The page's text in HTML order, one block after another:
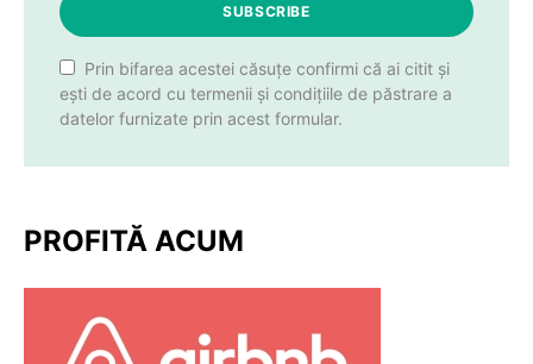
SUBSCRIBE
Prin bifarea acestei căsuțe confirmi că ai citit și
ești de acord cu termenii și condițiile de păstrare a
datelor furnizate prin acest formular.
PROFITĂ ACUM